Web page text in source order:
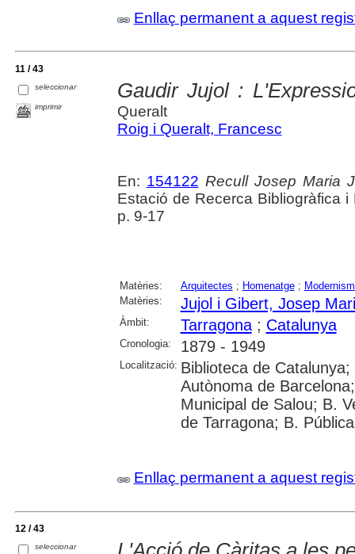
Enllaç permanent a aquest
11 / 43
seleccionar
imprimir
Gaudir Jujol :
Queralt
Roig i Queralt, Francesc
En: 154122 Recull Josep Maria
Estació de Recerca Bibliogràfica
p. 9-17
Matèries: Arquitectes ; Homenatge;
Matèries:
Jujol i Gibert, Josep
Àmbit: Tarragona; Catalunya
Cronologia: 1879 - 1949
Localització: Biblioteca de
Autònoma de
Municipal de Salou; B.
de Tarragona; B.
Enllaç permanent a aquest
12 / 43
seleccionar